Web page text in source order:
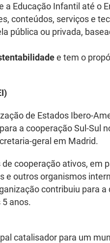
Educação Infantil até o
conteúdos, serviços e
pública ou privada,
e tem o
de Estados Ibero-
a cooperação Sul-Sul
geral em Madrid.
cooperação ativos, em
outros organismos
contribuiu para
anos.
catalisador para um